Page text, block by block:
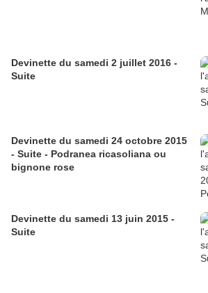
Devinette du samedi 2 juillet 2016 -
Suite
Devinette du samedi 24 octobre 2015
- Suite - Podranea ricasoliana ou
bignone rose
Devinette du samedi 13 juin 2015 -
Suite